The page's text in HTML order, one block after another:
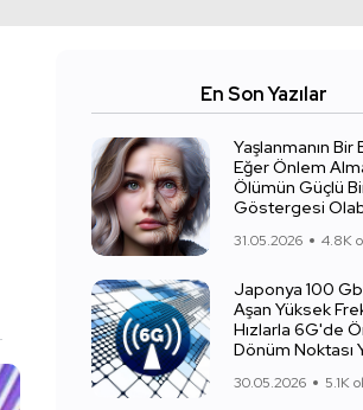
En Son Yazılar
Yaşlanmanın Bir
Eğer Önlem
Ölümün Güçlü
Göstergesi
31.05.2026 4.8K
Japonya 100
Aşan Yüksek
Hızlarla 6G'de
Dönüm Noktası
30.05.2026 5.1K